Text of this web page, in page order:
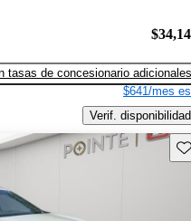
tasas de concesionario adicionales
$641/mes
Verif. disponibilidad